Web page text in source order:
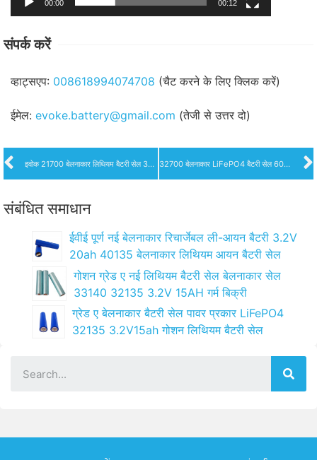
00:00 00:12
संपर्क करें
व्हाट्सएप: 008618994074708 (चैट करने के लिए क्लिक करें)
ईमेल: evoke.battery@gmail.com (तेजी से उत्तर दो)
इवोक 21700 बेलनाकार लिथियम बैटरी सेल 3000mah क्षमता 32700 बेलनाकार LiFePO4 बैटरी सेल 6000mAh
संबंधित समाधान
ईवीई पूर्ण नई बेलनाकार रिचार्जेबल ली-आयन बैटरी 3.2V
20ah 40135 बेलनाकार लिथियम आयन बैटरी सेल
गोशन ग्रेड ए नई लिथियम बैटरी सेल बेलनाकार सेल
33140 32135 3.2V 15AH गर्म बिक्री
ग्रेड ए बेलनाकार बैटरी सेल पावर प्रकार LiFePO4
32135 3.2V15ah गोशन लिथियम बैटरी सेल